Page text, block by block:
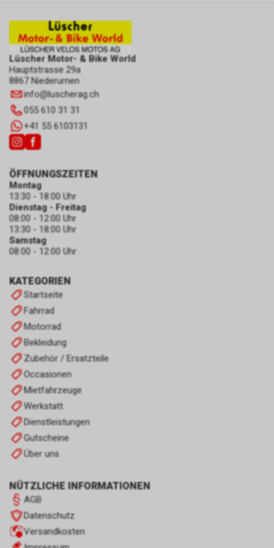
Lüscher Motor- & Bike World
Hauptstrasse 29a
8867 Niederurnen
info@luscherag.ch
055 610 31 31
+41 55 6103131
KATEGORIEN
Startseite
Fahrrad
Motorrad
Bekleidung
Zubehör / Ersatzteile
Occasionen
Mietfahrzeuge
Werkstatt
Dienstleistungen
Gutscheine
Über uns
NÜTZLICHE INFORMATIONEN
AGB
Datenschutz
Versandkosten
ÖFFNUNGSZEITEN
Montag
13:30 - 18:00 Uhr
Dienstag - Freitag
08:00 - 12:00 Uhr
13:30 - 18:00 Uhr
Samstag
08:00 - 12:00 Uhr